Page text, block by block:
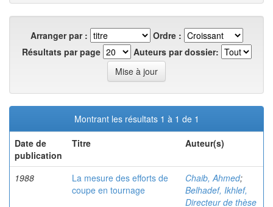
Arranger par :
Ordre :
Résultats par page
Auteurs par dossier:
Montrant les résultats 1 à 1 de 1
Date de
publication
Titre Auteur(s)
1988
La mesure des efforts de
coupe en tournage
Chaib, Ahmed;
Belhadef, Ikhlef,
Directeur de thèse